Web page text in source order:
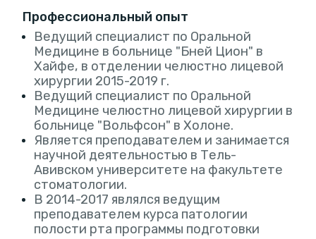
Профессиональный опыт
Ведущий специалист по Оральной
Медицине в больнице "Бней Цион" в
Хайфе, в отделении челюстно лицевой
хирургии 2015-2019 г.
Ведущий специалист по Оральной
Медицине челюстно лицевой хирургии в
больнице "Вольфсон" в Холоне.
Является преподавателем и занимается
научной деятельностью в Тель-
Авивском университете на факультете
стоматологии.
В 2014-2017 являлся ведущим
преподавателем курса патологии
полости рта программы подготовки